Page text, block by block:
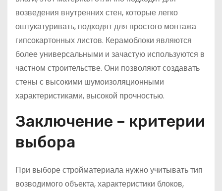
возведения внутренних стен, которые легко
оштукатуривать, подходят для простого монтажа
гипсокартонных листов. Керамоблоки являются
более универсальными и зачастую используются в
частном строительстве. Они позволяют создавать
стены с высокими шумоизоляционными
характеристиками, высокой прочностью.
Заключение – критерии
выбора
При выборе стройматериала нужно учитывать тип
возводимого объекта, характеристики блоков,